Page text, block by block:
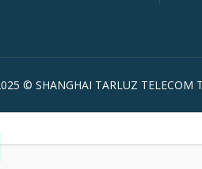
© SHANGHAI TARLUZ TELECOM